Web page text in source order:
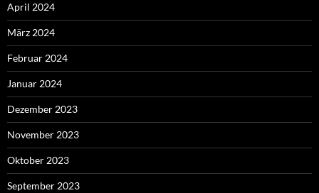
April 2024
März 2024
Februar 2024
Januar 2024
Dezember 2023
November 2023
Oktober 2023
September 2023